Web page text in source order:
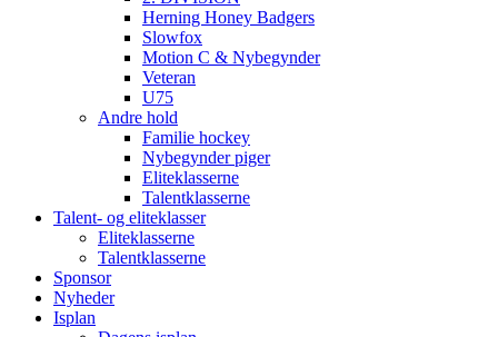
Herning Honey Badgers
Slowfox
Motion C & Nybegynder
Veteran
U75
Andre hold
Familie hockey
Nybegynder piger
Eliteklasserne
Talentklasserne
Talent- og eliteklasser
Eliteklasserne
Talentklasserne
Sponsor
Nyheder
Isplan